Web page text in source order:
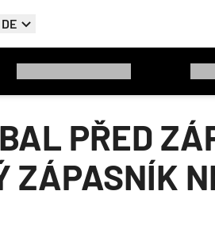
DE
PŘED
ZÁPASNÍK